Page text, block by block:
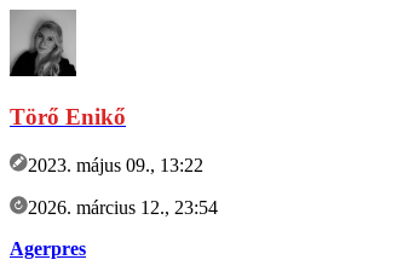
Törő Enikő
2023. május 09., 13:22
2026. március 12., 23:54
Agerpres